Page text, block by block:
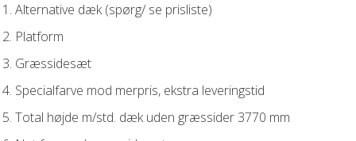
1. Alternative dæk (spørg/ se prisliste)
2. Platform
3. Græssidesæt
4. Specialfarve mod merpris, ekstra leveringstid
5. Total højde m/std. dæk uden græssider 3770 mm